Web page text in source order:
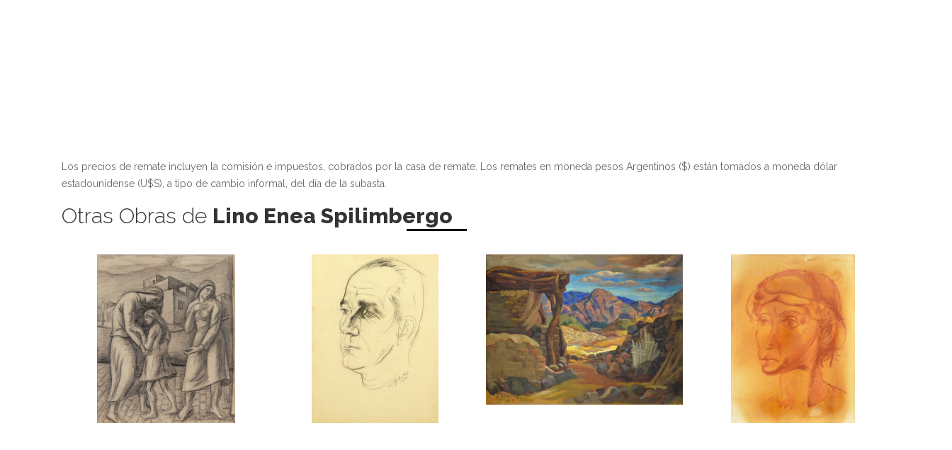
Los precios de remate incluyen la comisión e impuestos, cobrados por la casa de remate. Los remates en moneda pesos Argentinos ($) están tomados a moneda dólar
estadounidense (U$S), a tipo de cambio informal, del día de la subasta.
Otras Obras de Lino Enea Spilimbergo